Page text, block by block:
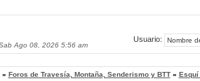
Ago 08, 2026 5:56 am
Usuario:
» Foros de Travesía, Montaña, Senderismo y BTT» Esquí